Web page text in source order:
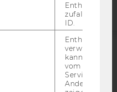
Enthält eine
ID.
Enthält ein
verwendet
kann, um
vom AMP-
Service
Andere